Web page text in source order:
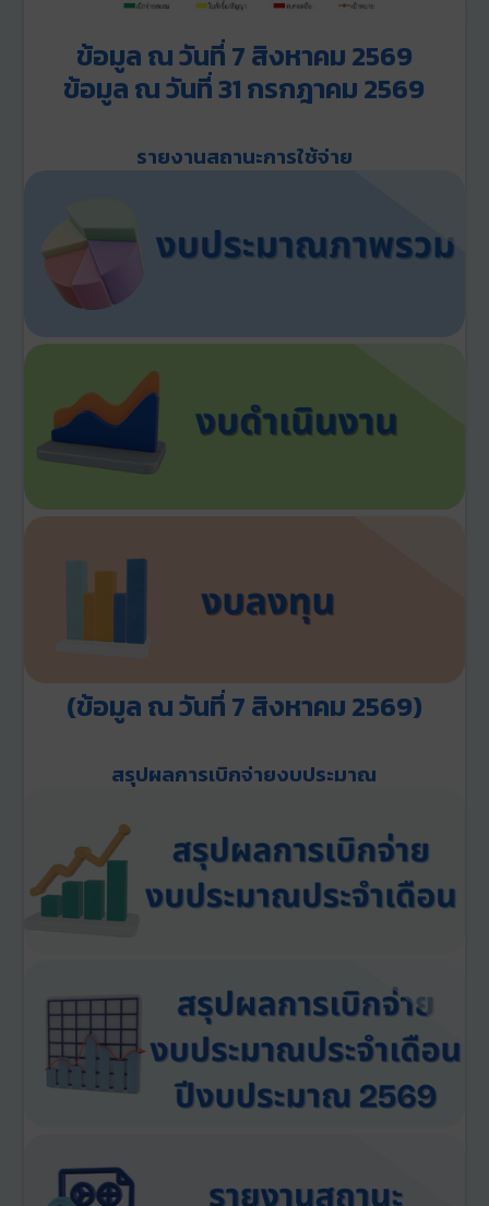
ข้อมูลณ วันที่7 สิงหาคม2569
ข้อมูลณ วันที่31 กรกฎาคม2569
รายงานสถานะการใช้จ่าย
(ข้อมูล ณ วันที่ 7 สิงหาคม 2569)
สรุปผลการเบิกจ่ายงบประมาณ